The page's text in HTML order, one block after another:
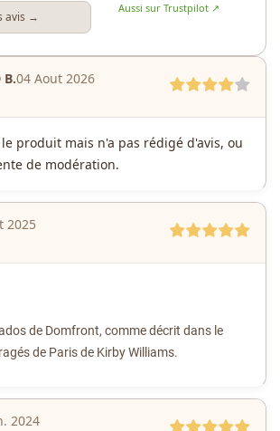
avis →
Aussi sur Trustpilot ↗
B.04 Aout 2026
produit mais n'a pas rédigé d'avis, ou
de modération.
2025
de Domfront, comme décrit dans le
de Paris de Kirby Williams.
2024